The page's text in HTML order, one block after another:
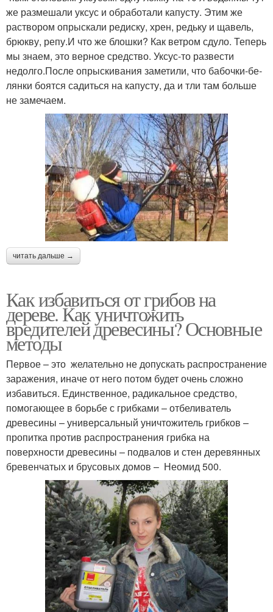
же размешали уксус и обработали капусту. Этим же
раствором опрыскали редиску, хрен, редьку и щавель,
брюкву, репу.И что же блошки? Как ветром сдуло. Теперь
мы знаем, это верное средство. Уксус-то развести
недолго.После опрыскивания заметили, что бабочки-бе­
лянки боятся садиться на капусту, да и тли там больше
не замечаем.
читать дальше →
Как избавиться от грибов на
дереве. Как уничтожить
вредителей древесины? Основные
методы
Первое – это желательно не допускать распространение
заражения, иначе от него потом будет очень сложно
избавиться. Единственное, радикальное средство,
помогающее в борьбе с грибками – отбеливатель
древесины – универсальный уничтожитель грибков –
пропитка против распространения грибка на
поверхности древесины – подвалов и стен деревянных
бревенчатых и брусовых домов – Неомид 500.